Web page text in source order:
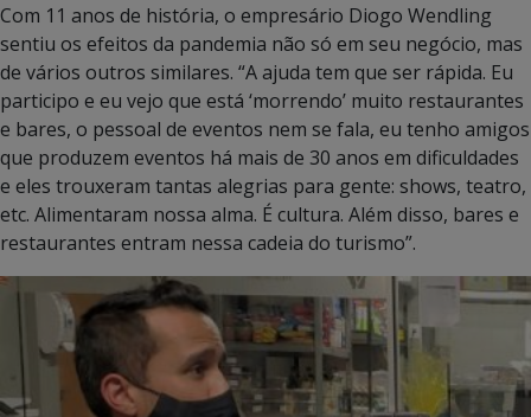
Com 11 anos de história, o empresário Diogo Wendling
sentiu os efeitos da pandemia não só em seu negócio, mas
de vários outros similares. “A ajuda tem que ser rápida. Eu
participo e eu vejo que está ‘morrendo’ muito restaurantes
e bares, o pessoal de eventos nem se fala, eu tenho amigos
que produzem eventos há mais de 30 anos em dificuldades
e eles trouxeram tantas alegrias para gente: shows, teatro,
etc. Alimentaram nossa alma. É cultura. Além disso, bares e
restaurantes entram nessa cadeia do turismo”.